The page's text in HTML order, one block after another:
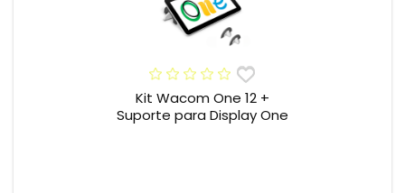
Kit Wacom One 12 +
Suporte para Display One